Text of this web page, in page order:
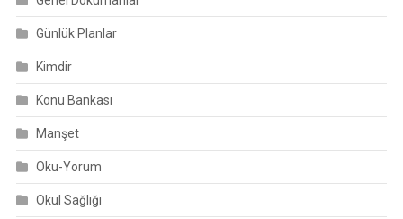
Günlük Planlar
Kimdir
Konu Bankası
Manşet
Oku-Yorum
Okul Sağlığı